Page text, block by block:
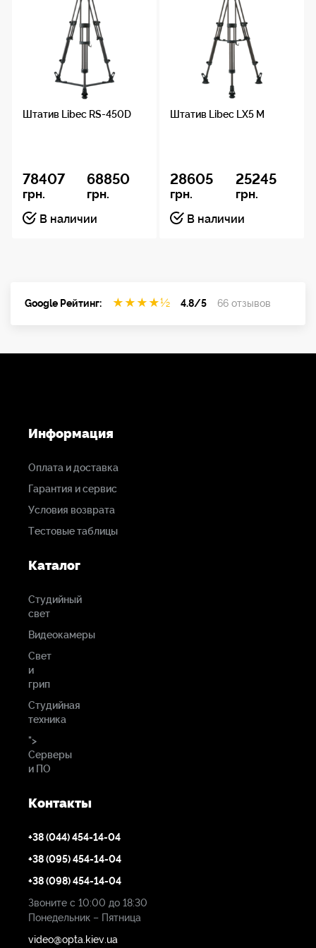
Ace 75/2 CF
Ace L MS CF
Ace 75/2 CF
3819-3
3766-3
3821-3
3772-3
3773-3, 3884-3
Manfrotto
501HDV
504HD
Штатив Libec RS-450D
78407
грн.
68850
грн.
В наличии
Штатив Libec LX5 M
28605
грн.
25245
грн.
В наличии
Google Рейтинг: ★ ★ ★ ★½ 4.8/5 66 отзывов
Информация
Оплата и доставка
Гарантия и сервис
Условия возврата
Тестовые таблицы
Каталог
Студийный
свет
Видеокамеры
Свет
и
грип
Студийная
техника
">
Серверы
и ПО
Контакты
+38 (044) 454-14-04
+38 (095) 454-14-04
+38 (098) 454-14-04
Звоните с 10:00 до 18:30
Понедельник – Пятница
video@opta.kiev.ua